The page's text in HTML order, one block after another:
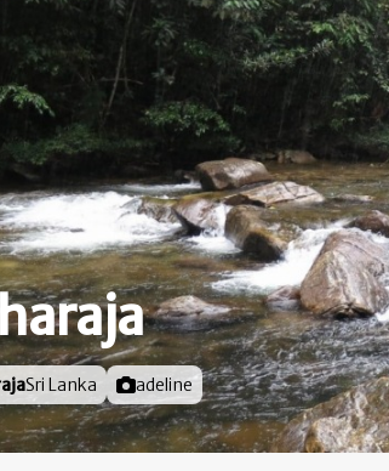
Sri Lanka Foto door
adeline